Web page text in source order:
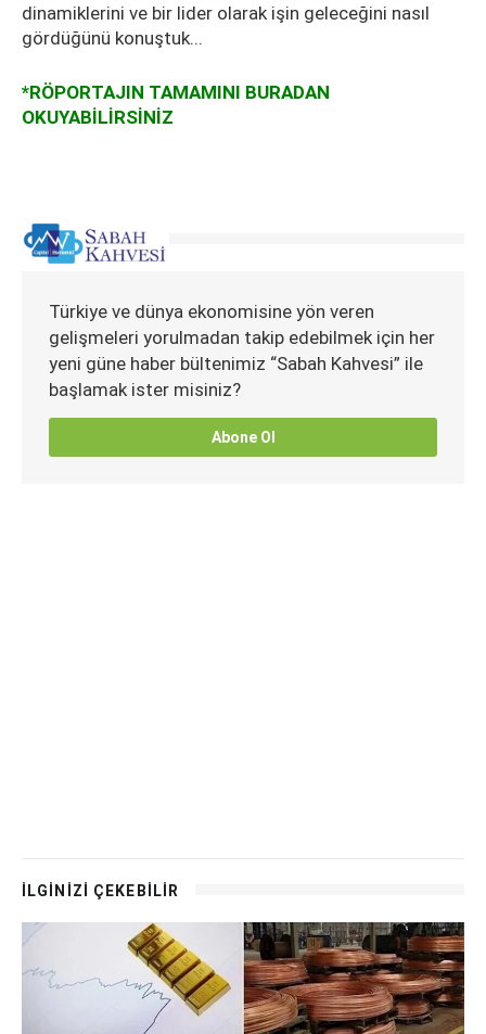
dinamiklerini ve bir lider olarak işin geleceğini nasıl
gördüğünü konuştuk...
*RÖPORTAJIN TAMAMINI BURADAN
OKUYABİLİRSİNİZ
Türkiye ve dünya ekonomisine yön veren
gelişmeleri yorulmadan takip edebilmek için her
yeni güne haber bültenimiz “Sabah Kahvesi” ile
başlamak ister misiniz?
Abone Ol
İLGİNİZİ ÇEKEBİLİR